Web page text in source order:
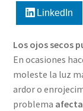
LinkedIn
Los ojos secos
En ocasiones
moleste la luz
ardor o
problema